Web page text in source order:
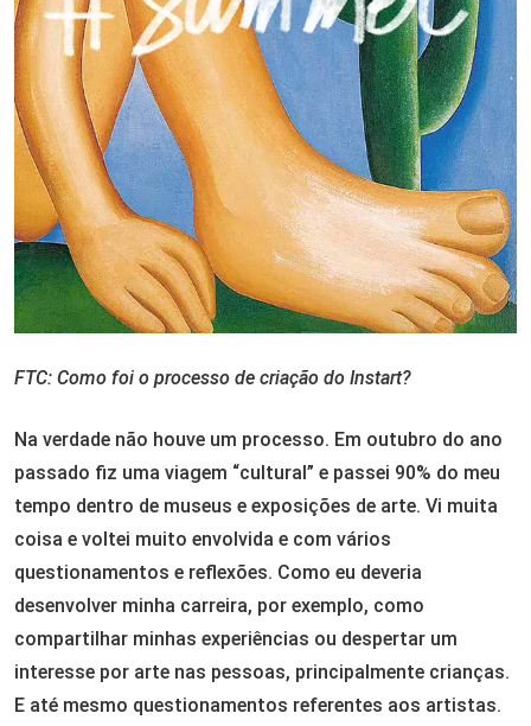
FTC: Como foi o processo de criação do Instart?
Na verdade não houve um processo. Em outubro do ano
passado fiz uma viagem “cultural” e passei 90% do meu
tempo dentro de museus e exposições de arte. Vi muita
coisa e voltei muito envolvida e com vários
questionamentos e reflexões. Como eu deveria
desenvolver minha carreira, por exemplo, como
compartilhar minhas experiências ou despertar um
interesse por arte nas pessoas, principalmente crianças.
E até mesmo questionamentos referentes aos artistas.